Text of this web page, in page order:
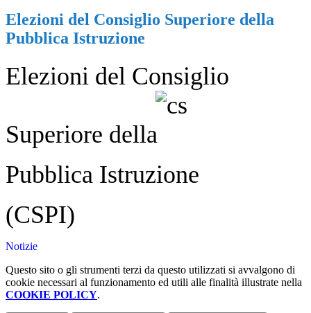
Elezioni del Consiglio Superiore della
Pubblica Istruzione
Elezioni del Consiglio
Superiore della
Pubblica Istruzione
(CSPI)
Notizie
Questo sito o gli strumenti terzi da questo utilizzati si avvalgono di
cookie necessari al funzionamento ed utili alle finalità illustrate nella
COOKIE POLICY.